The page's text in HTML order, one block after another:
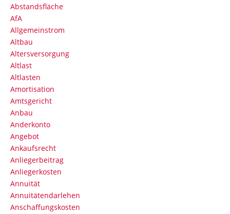
Abstandsfläche
AfA
Allgemeinstrom
Altbau
Altersversorgung
Altlast
Altlasten
Amortisation
Amtsgericht
Anbau
Anderkonto
Angebot
Ankaufsrecht
Anliegerbeitrag
Anliegerkosten
Annuität
Annuitätendarlehen
Anschaffungskosten